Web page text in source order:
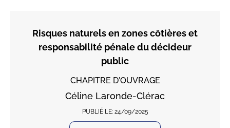
Risques naturels en zones côtières et
responsabilité pénale du décideur
public
CHAPITRE D'OUVRAGE
Céline Laronde-Clérac
PUBLIÉ LE: 24/09/2025